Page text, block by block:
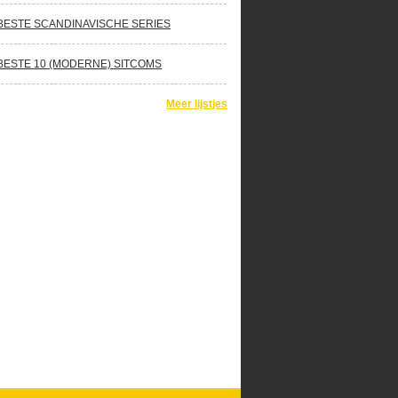
SCANDINAVISCHE SERIES
10 (MODERNE) SITCOMS
Meer lijstjes